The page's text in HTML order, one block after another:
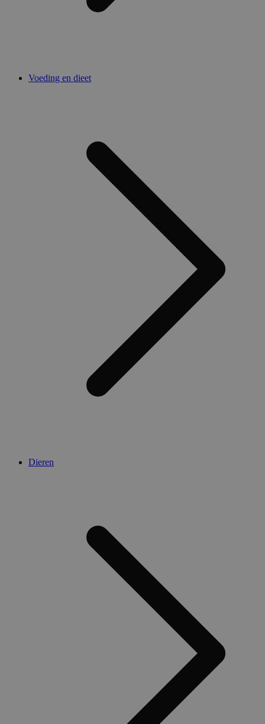
Voeding en dieet
Dieren